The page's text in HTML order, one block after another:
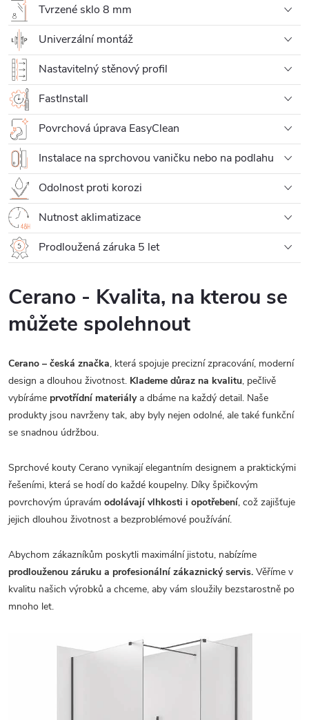
Tvrzené sklo 8 mm
Univerzální montáž
Nastavitelný stěnový profil
FastInstall
Povrchová úprava EasyClean
Instalace na sprchovou vaničku nebo na podlahu
Odolnost proti korozi
Nutnost aklimatizace
Prodloužená záruka 5 let
Cerano - Kvalita, na kterou se
můžete spolehnout
Cerano – česká značka, která spojuje precizní zpracování, moderní
design a dlouhou životnost. Klademe důraz na kvalitu, pečlivě
vybíráme prvotřídní materiálya dbáme na každý detail. Naše
produkty jsou navrženy tak, aby byly nejen odolné, ale také funkční
se snadnou údržbou.
Sprchové kouty Cerano vynikají elegantním designem a praktickými
řešeními, která se hodí do každé koupelny. Díky špičkovým
povrchovým úpravám odolávají vlhkosti i opotřebení, což zajišťuje
jejich dlouhou životnost a bezproblémové používání.
Abychom zákazníkům poskytli maximální jistotu, nabízíme
prodlouženou záruku a profesionální zákaznický servis. Věříme v
kvalitu našich výrobků a chceme, aby vám sloužily bezstarostně po
mnoho let.